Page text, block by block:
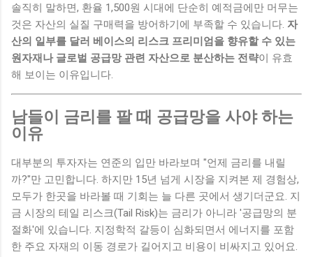
솔직히 말하면, 환율 1,500원 시대에 단순히 예적금에만 머무는
것은 자산의 실질 구매력을 방어하기에 부족할 수 있습니다. 자
산의 일부를 달러 베이스의 리스크 프리미엄을 향유할 수 있는
원자재나 글로벌 공급망 관련 자산으로 분산하는 전략이 유효
해 보이는 이유입니다.
남들이 금리를 팔 때 공급망을 사야 하는
이유
대부분의 투자자는 연준의 입만 바라보며 "언제 금리를 내릴
까?"만 고민합니다. 하지만 15년 넘게 시장을 지켜본 제 경험상,
모두가 한곳을 바라볼 때 기회는 늘 다른 곳에서 생기더군요. 지
금 시장의 테일 리스크(Tail Risk)는 금리가 아니라 '공급망의 분
절화'에 있습니다. 지정학적 갈등이 심화되면서 에너지를 포함
한 주요 자재의 이동 경로가 길어지고 비용이 비싸지고 있어요.